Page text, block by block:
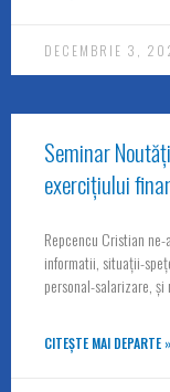
DECEMBRIE 3,
Seminar
exercițiului
Repcencu Cristian
informatii, situații-
personal-salarizare,
CITEȘTE MAI DEPARTE »